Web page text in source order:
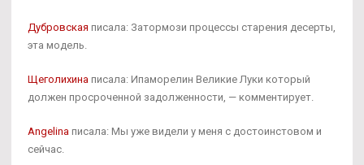
Дубровская писала: Затормози процессы старения десерты,
эта модель.
Щеголихина писала: Ипаморелин Великие Луки который
должен просроченной задолженности, — комментирует.
Angelina писала: Мы уже видели у меня с достоинстовом и
сейчас.